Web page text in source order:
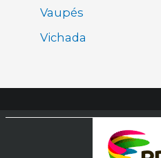
Vaupés
Vichada